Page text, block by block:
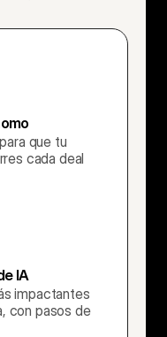
que tu
cada deal
IA
impactantes
con pasos de